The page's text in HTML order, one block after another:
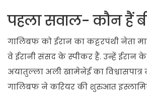
पहला सवाल- कौन हैं
गालिबफ को ईरान का कट्टरपंथी नेता
वे ईरानी संसद के स्पीकर हैं. उन्हें ईरान
अयातुल्ला अली खामेनेई का विश्वासपात्र
गालिबफ ने करियर की शुरुआत इस्लामिक